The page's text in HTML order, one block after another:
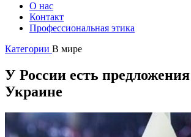
О нас
Контакт
Профессиональная этика
Категории В мире
У России есть
Украине